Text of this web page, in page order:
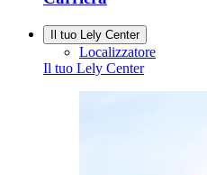
Il tuo Lely Center
Localizzatore
Il tuo Lely Center